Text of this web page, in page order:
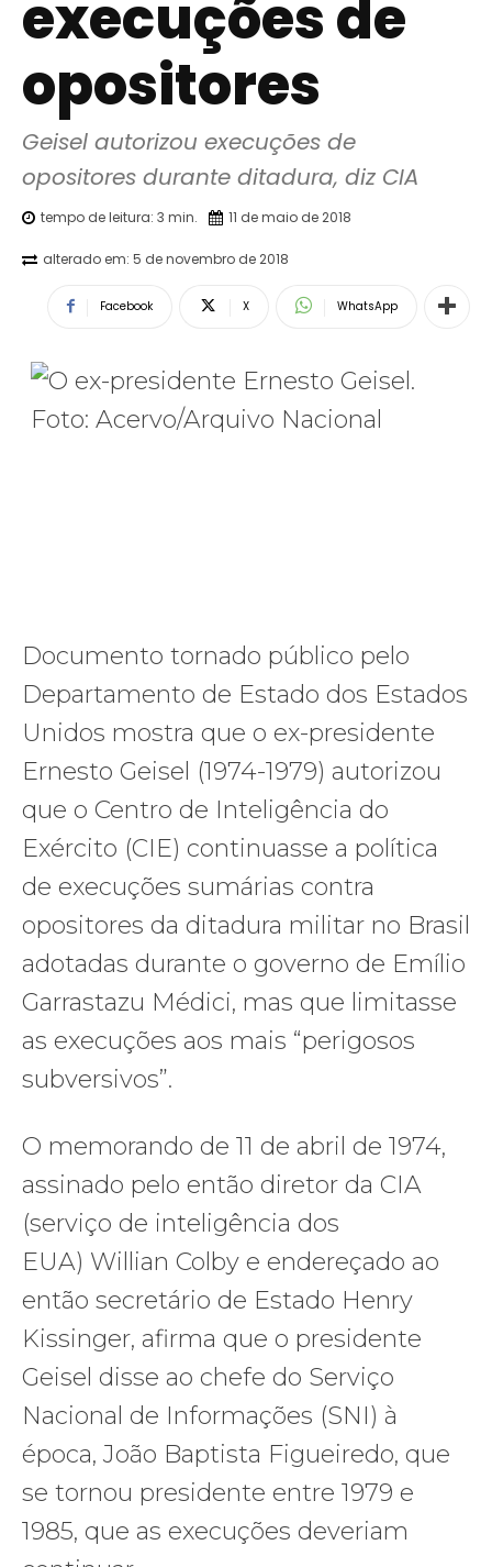
execuções de
opositores
Geisel autorizou execuções de
opositores durante ditadura, diz CIA
tempo de leitura: 3 min. 11 de maio de 2018
alterado em: 5 de novembro de 2018
Facebook X WhatsApp
Documento tornado público pelo
Departamento de Estado dos Estados
Unidos mostra que o ex-presidente
Ernesto Geisel (1974-1979) autorizou
que o Centro de Inteligência do
Exército (CIE) continuasse a política
de execuções sumárias contra
opositores da ditadura militar no Brasil
adotadas durante o governo de Emílio
Garrastazu Médici, mas que limitasse
as execuções aos mais “perigosos
subversivos”.
O memorando de 11 de abril de 1974,
assinado pelo então diretor da CIA
(serviço de inteligência dos
EUA) Willian Colby e endereçado ao
então secretário de Estado Henry
Kissinger, afirma que o presidente
Geisel disse ao chefe do Serviço
Nacional de Informações (SNI) à
época, João Baptista Figueiredo, que
se tornou presidente entre 1979 e
1985, que as execuções deveriam